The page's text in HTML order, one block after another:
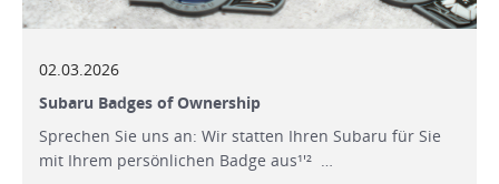
02.03.2026
Subaru Badges of Ownership
Sprechen Sie uns an: Wir statten Ihren Subaru für Sie
mit Ihrem persönlichen Badge aus¹'² …